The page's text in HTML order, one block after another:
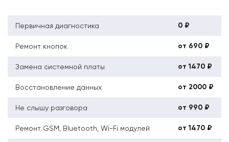
Первичная диагностика 0 ₽
Ремонт кнопок от 690 ₽
Замена системной платы от 1470 ₽
Восстановление данных от 2000 ₽
Не слышу разговора от 990 ₽
Ремонт GSM, Bluetooth, Wi-Fi модулей от 1470 ₽